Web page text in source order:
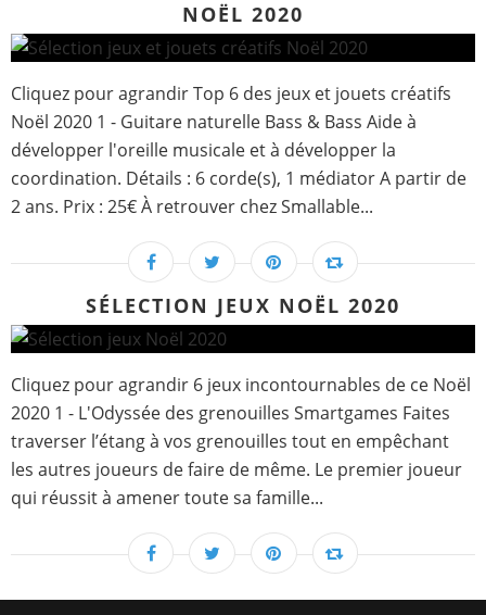
NOËL 2020
Cliquez pour agrandir Top 6 des jeux et jouets créatifs
Noël 2020 1 - Guitare naturelle Bass & Bass Aide à
développer l'oreille musicale et à développer la
coordination. Détails : 6 corde(s), 1 médiator A partir de
2 ans. Prix : 25€ À retrouver chez Smallable...
SÉLECTION JEUX NOËL 2020
Cliquez pour agrandir 6 jeux incontournables de ce Noël
2020 1 - L'Odyssée des grenouilles Smartgames Faites
traverser l’étang à vos grenouilles tout en empêchant
les autres joueurs de faire de même. Le premier joueur
qui réussit à amener toute sa famille...